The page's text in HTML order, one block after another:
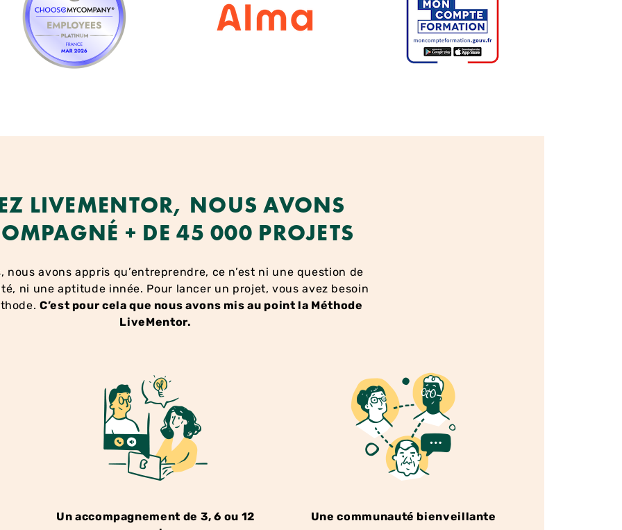
LIVEMENTOR, NOUS AVONS
+ DE 45 000 PROJETS
nous avons appris qu’entreprendre, ce n’est ni une question de
ni une aptitude innée. Pour lancer un projet, vous avez besoin
C’est pour cela que nous avons mis au point la Méthode
LiveMentor.
Un accompagnement de 3, 6 ou 12
Une communauté bienveillante